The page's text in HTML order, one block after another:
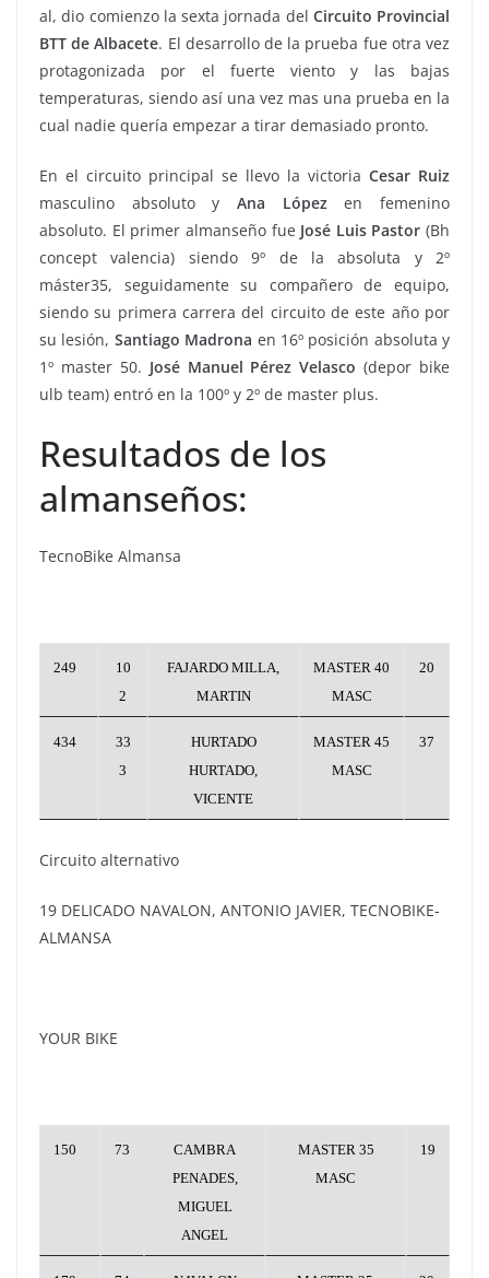
al, dio comienzo la sexta jornada del Circuito Provincial
BTT de Albacete. El desarrollo de la prueba fue otra vez
protagonizada por el fuerte viento y las bajas
temperaturas, siendo así una vez mas una prueba en la
cual nadie quería empezar a tirar demasiado pronto.
En el circuito principal se llevo la victoria Cesar Ruiz
masculino absoluto y Ana López en femenino
absoluto. El primer almanseño fue José Luis Pastor (Bh
concept valencia) siendo 9º de la absoluta y 2º
máster35, seguidamente su compañero de equipo,
siendo su primera carrera del circuito de este año por
su lesión, Santiago Madrona en 16º posición absoluta y
1º master 50. José Manuel Pérez Velasco (depor bike
ulb team) entró en la 100º y 2º de master plus.
Resultados de los
almanseños:
TecnoBike Almansa
249
10
2
FAJARDO MILLA,
MARTIN
MASTER 40
MASC
20
434
33
3
HURTADO
HURTADO,
VICENTE
MASTER 45
MASC
37
Circuito alternativo
19 DELICADO NAVALON, ANTONIO JAVIER, TECNOBIKE-
ALMANSA
YOUR BIKE
150 73
CAMBRA
PENADES,
MIGUEL
ANGEL
MASTER 35
MASC
19